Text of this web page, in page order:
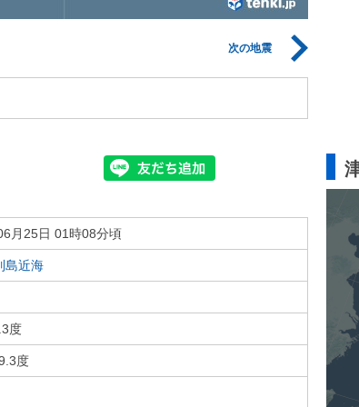
次の地震
月25日 01時08分頃
島近海
度
度